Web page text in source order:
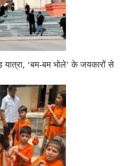
यात्रा, ‘बम-बम भोले’ के जयकारों से